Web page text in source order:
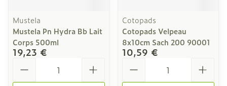
Mustela
Mustela Pn Hydra Bb Lait
Corps 500ml
19,23 €
Cotopads
Cotopads Velpeau
8x10cm Sach 200 90001
10,59 €